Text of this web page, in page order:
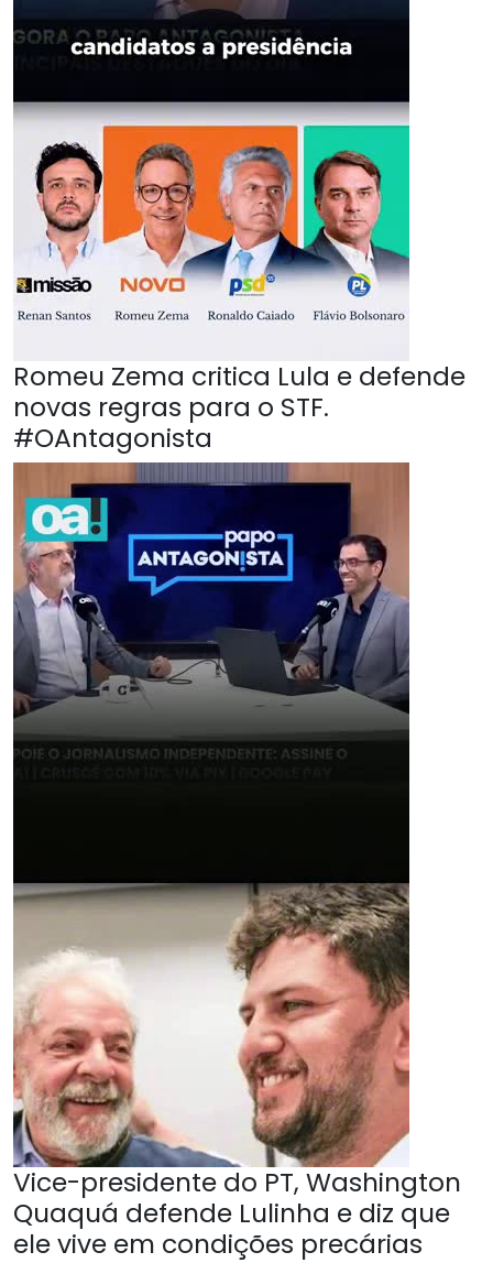
Romeu Zema critica Lula e defende
novas regras para o STF.
#OAntagonista
Vice-presidente do PT, Washington
Quaquá defende Lulinha e diz que
ele vive em condições precárias